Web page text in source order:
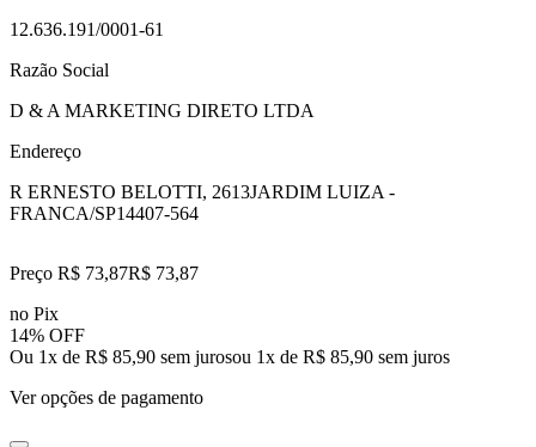
12.636.191/0001-61
Razão Social
D & A MARKETING DIRETO LTDA
Endereço
R ERNESTO BELOTTI, 2613JARDIM LUIZA -
FRANCA/SP14407-564
Preço R$ 73,87R$ 73,87
no Pix
14% OFF
Ou 1x de R$ 85,90 sem jurosou 1x de R$ 85,90 sem juros
Ver opções de pagamento